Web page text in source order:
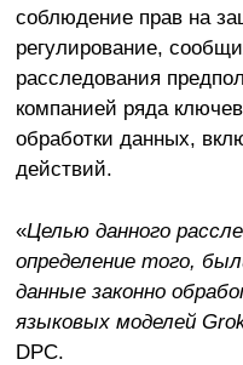
соблюдение прав на
регулирование,
расследования
компанией ряда
обработки данных,
действий.
«Целью данного
определение того,
данные законно
языковых моделей
DPC.